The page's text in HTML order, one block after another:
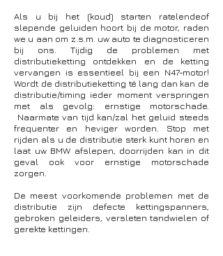
Als u bij het (koud) starten ratelendeof
slepende geluiden hoort bij de motor, raden
we u aan om z.s.m. uw auto te diagnosticeren
bij ons. Tijdig de problemen met
distributieketting ontdekken en de ketting
vervangen is essentieel bij een N47-motor!
Wordt de distributieketting té lang dan kan de
distributie/timing ieder moment verspringen
met als gevolg: ernstige motorschade.
Naarmate van tijd kan/zal het geluid steeds
frequenter en heviger worden. Stop met
rijden als u de distributie sterk kunt horen en
laat uw BMW afslepen, doorrijden kan in dit
geval ook voor ernstige motorschade
zorgen.
De meest voorkomende problemen met de
distributie zijn defecte kettingspanners,
gebroken geleiders, versleten tandwielen of
gerekte kettingen.